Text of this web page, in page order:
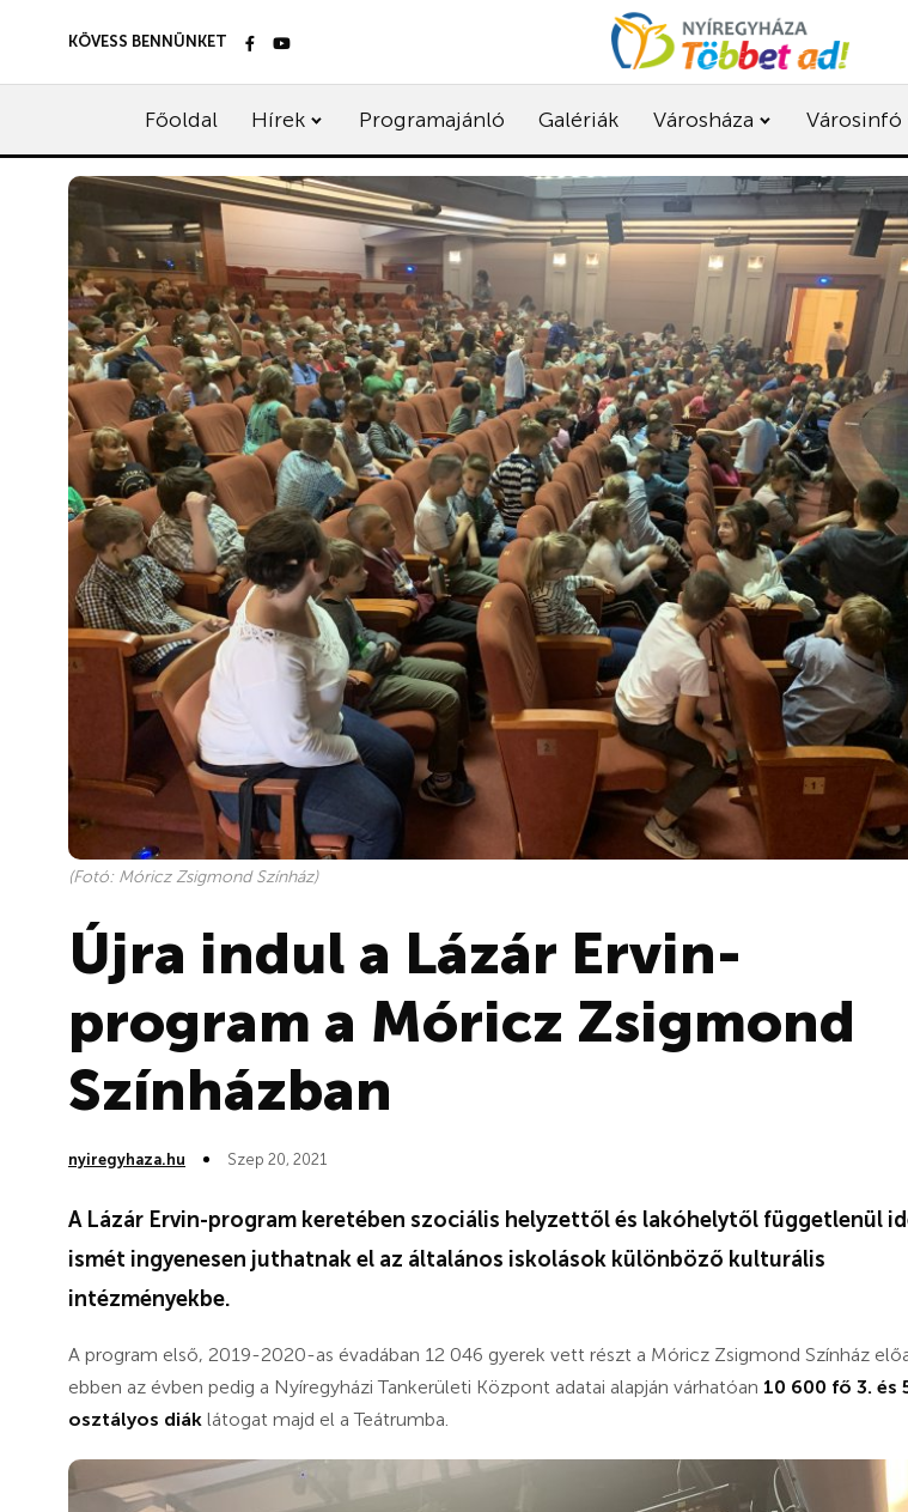
KÖVESS BENNÜNKET
Főoldal Hírek Programajánló Galériák Városháza Városinfó
(Fotó: Móricz Zsigmond Színház)
Újra indul a Lázár Ervin-
program a Móricz Zsigmond
Színházban
nyiregyhaza.hu Szep 20, 2021
A Lázár Ervin-program keretében szociális helyzettől és lakóhelytől függetlenül
ismét ingyenesen juthatnak el az általános iskolások különböző kulturális
intézményekbe.
A program első, 2019-2020-as évadában 12 046 gyerek vett részt a Móricz Zsigmond Színház
ebben az évben pedig a Nyíregyházi Tankerületi Központ adatai alapján várhatóan 10 600 fő 3. és
osztályos diák látogat majd el a Teátrumba.